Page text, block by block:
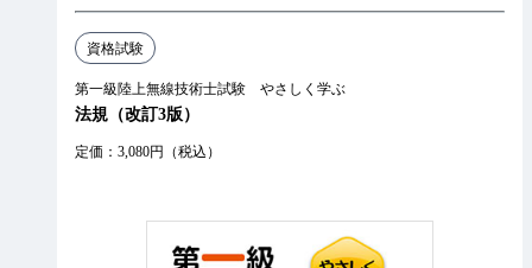
資格試験
第一級陸上無線技術士試験 やさしく学ぶ
法規（改訂3版）
定価：3,080円（税込）